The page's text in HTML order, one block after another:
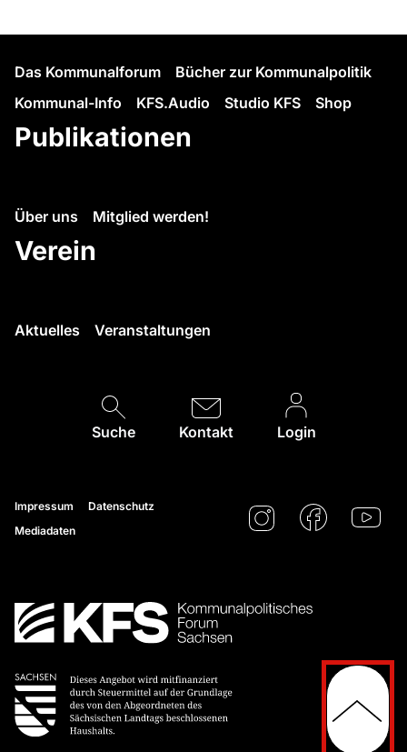
Das Kommunalforum
Bücher zur Kommunalpolitik
Kommunal-Info
KFS.Audio Studio KFS Shop
Publikationen
Über uns Mitglied werden!
Verein
Aktuelles Veranstaltungen
Suche Kontakt Login
Impressum
Datenschutz
Mediadaten